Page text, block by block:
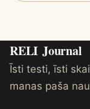
RELI Journal
Īsti testi, īsti
manas paša